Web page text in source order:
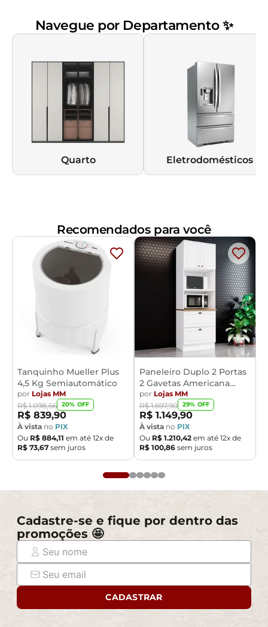
Navegue por Departamento ✨
Quarto Eletrodomésticos
Recomendados para você
Tanquinho Mueller Plus
4,5 Kg Semiautomático
por Lojas MM
R$ 1.098,66 20% OFF
R$ 839,90
À vista no PIX
Ou R$ 884,11 em até 12x de
R$ 73,67 sem juros
Paneleiro Duplo 2 Portas
2 Gavetas Americana
Henn
por Lojas MM
R$ 1.697,90 29% OFF
R$ 1.149,90
À vista no PIX
Ou R$ 1.210,42 em até 12x de
R$ 100,86 sem juros
Cadastre-se e fique por dentro das
promoções 🤩
CADASTRAR